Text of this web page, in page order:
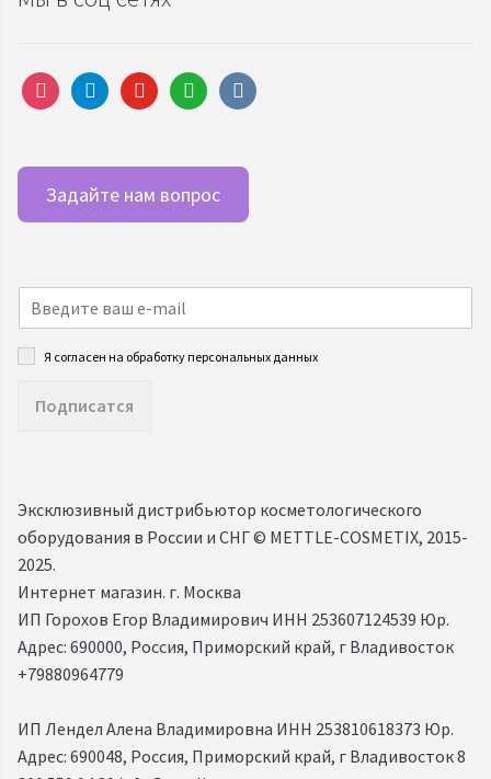
instagramtelegramyoutubewhatsappvkontakte
Задайте нам вопрос
Я согласен на обработку персональных данных
Подписатся
Эксклюзивный дистрибьютор косметологического
оборудования в России и СНГ ©️ METTLE-COSMETIX, 2015-
2025.
Интернет магазин. г. Москва
ИП Горохов Егор Владимирович ИНН 253607124539 Юр.
Адрес: 690000, Россия, Приморский край, г Владивосток
+79880964779
ИП Лендел Алена Владимировна ИНН 253810618373 Юр.
Адрес: 690048, Россия, Приморский край, г Владивосток 8